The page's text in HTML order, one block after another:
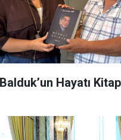
Hayatı